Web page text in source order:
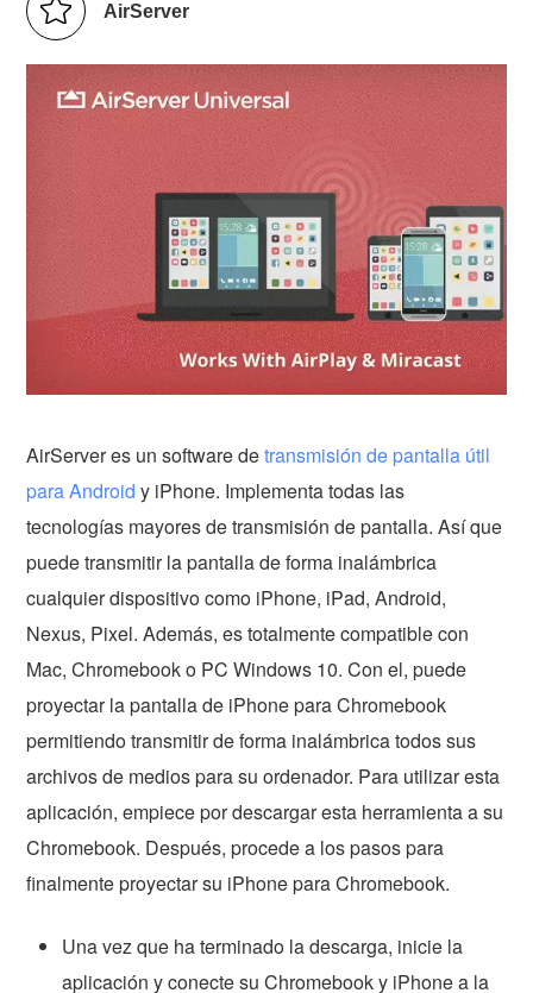
AirServer
AirServer es un software detransmisión de pantalla útil
para Androidy iPhone. Implementa todas las
tecnologías mayores de transmisión de pantalla. Así que
puede transmitir la pantalla de forma inalámbrica
cualquier dispositivo como iPhone, iPad, Android,
Nexus, Pixel. Además, es totalmente compatible con
Mac, Chromebook o PC Windows 10. Con el, puede
proyectar la pantalla de iPhone para Chromebook
permitiendo transmitir de forma inalámbrica todos sus
archivos de medios para su ordenador. Para utilizar esta
aplicación, empiece por descargar esta herramienta a su
Chromebook. Después, procede a los pasos para
finalmente proyectar su iPhone para Chromebook.
Una vez que ha terminado la descarga, inicie la
aplicación y conecte su Chromebook y iPhone a la